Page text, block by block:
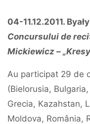
04-11.12.2011.
Concursului de
Mickiewicz –
Au participat 29 de
(Bielorusia,
Grecia, Kazahstan,
Moldova, România,